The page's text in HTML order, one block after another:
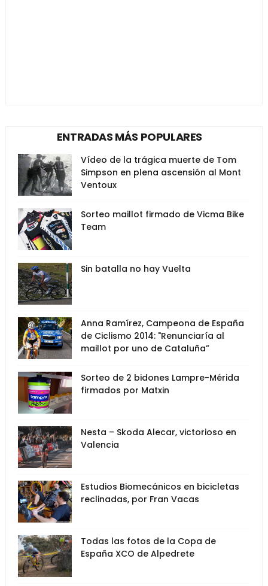
ENTRADAS MÁS POPULARES
Vídeo de la trágica muerte de Tom
Simpson en plena ascensión al Mont
Ventoux
Sorteo maillot firmado de Vicma Bike
Team
Sin batalla no hay Vuelta
Anna Ramírez, Campeona de España
de Ciclismo 2014: "Renunciaría al
maillot por uno de Cataluña”
Sorteo de 2 bidones Lampre-Mérida
firmados por Matxin
Nesta – Skoda Alecar, victorioso en
Valencia
Estudios Biomecánicos en bicicletas
reclinadas, por Fran Vacas
Todas las fotos de la Copa de
España XCO de Alpedrete